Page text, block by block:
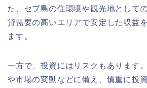
た、セブ島の住環境や観光地として
貸需要の高いエリアで安定した収益
ます。
一方で、投資にはリスクもあります
や市場の変動などに備え、慎重に投